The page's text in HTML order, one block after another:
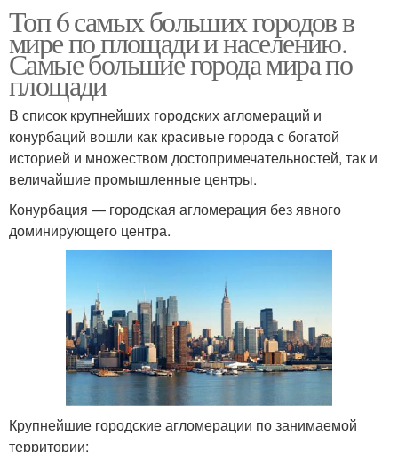
Топ 6 самых больших городов в
мире по площади и населению.
Самые большие города мира по
площади
В список крупнейших городских агломераций и
конурбаций вошли как красивые города с богатой
историей и множеством достопримечательностей, так и
величайшие промышленные центры.
Конурбация — городская агломерация без явного
доминирующего центра.
Крупнейшие городские агломерации по занимаемой
территории: